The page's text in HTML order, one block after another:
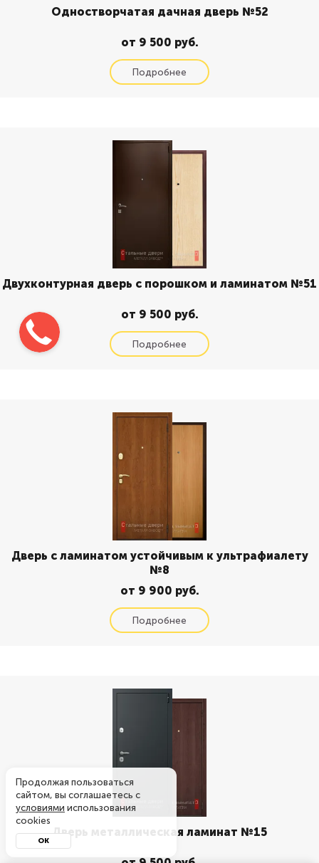
Одностворчатая дачная дверь №52
от 9 500 руб.
Двухконтурная дверь с порошком и ламинатом №51
от 9 500 руб.
Дверь с ламинатом устойчивым к ультрафиалету
№8
от 9 900 руб.
Дверь металлическая ламинат №15
Продолжая пользоваться
сайтом, вы соглашаетесь с
условиями использования
cookies
ОК